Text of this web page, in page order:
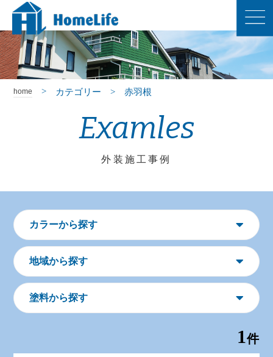
home カテゴリー 赤羽根
Examles
外装施工事例
カラーから探す
地域から探す
塗料から探す
1件